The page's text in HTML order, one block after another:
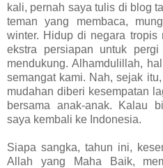
kali, pernah saya tulis di blog
teman yang membaca,
winter. Hidup di negara tropis
ekstra persiapan untuk
mendukung. Alhamdulillah,
semangat kami. Nah, sejak
mudahan diberi kesempatan
bersama anak-anak. Kalau
saya kembali ke Indonesia.
Siapa sangka, tahun ini,
Allah yang Maha Baik,